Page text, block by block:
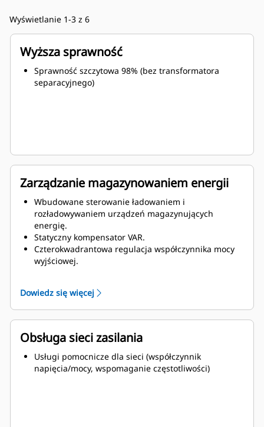
Wyświetlanie 1-3 z 6
Wyższa sprawność
Sprawność szczytowa 98% (bez transformatora
separacyjnego)
Zarządzanie magazynowaniem energii
Wbudowane sterowanie ładowaniem i
rozładowywaniem urządzeń magazynujących
energię.
Statyczny kompensator VAR.
Czterokwadrantowa regulacja współczynnika mocy
wyjściowej.
synchronizacji z siecią energetyczna.
Gotowość do pracy równoległej z innymi źródłami
energii.
Dowiedz się więcej
Obsługa sieci zasilania
Usługi pomocnicze dla sieci (współczynnik
napięcia/mocy, wspomaganie częstotliwości)